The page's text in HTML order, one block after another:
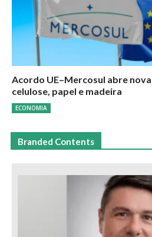
Acordo UE–Mercosul abre
celulose, papel e madeira
ECONOMIA
Branded Contents